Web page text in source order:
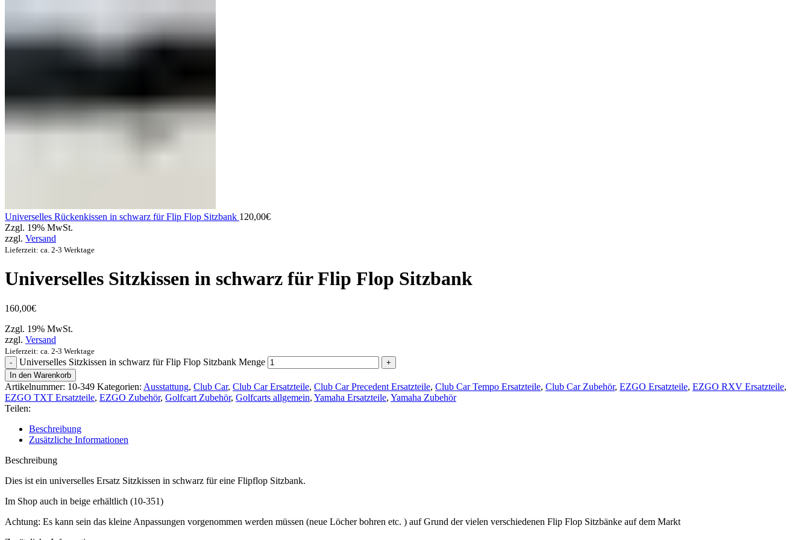
Universelles Rückenkissen in schwarz für Flip Flop Sitzbank 120,00€
Zzgl. 19% MwSt.
zzgl. Versand
Lieferzeit: ca. 2-3 Werktage
Universelles Sitzkissen in schwarz für Flip Flop Sitzbank
160,00€
Zzgl. 19% MwSt.
zzgl. Versand
Lieferzeit: ca. 2-3 Werktage
Universelles Sitzkissen in schwarz für Flip Flop Sitzbank Menge
In den Warenkorb
Artikelnummer: 10-349 Kategorien: Ausstattung, Club Car, Club Car Ersatzteile, Club Car Precedent Ersatzteile, Club Car Tempo Ersatzteile, Club Car Zubehör, EZGO Ersatzteile, EZGO RXV Ersatzteile,
EZGO TXT Ersatzteile, EZGO Zubehör, Golfcart Zubehör, Golfcarts allgemein, Yamaha Ersatzteile, Yamaha Zubehör
Teilen:
Beschreibung
Zusätzliche Informationen
Beschreibung
Dies ist ein universelles Ersatz Sitzkissen in schwarz für eine Flipflop Sitzbank.
Im Shop auch in beige erhältlich (10-351)
Achtung: Es kann sein das kleine Anpassungen vorgenommen werden müssen (neue Löcher bohren etc. ) auf Grund der vielen verschiedenen Flip Flop Sitzbänke auf dem Markt